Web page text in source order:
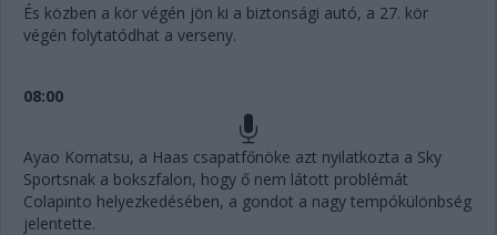
És közben a kör végén jön ki a biztonsági autó, a 27. kör
végén folytatódhat a verseny.
08:00
Ayao Komatsu, a Haas csapatfőnöke azt nyilatkozta a Sky
Sportsnak a bokszfalon, hogy ő nem látott problémát
Colapinto helyezkedésében, a gondot a nagy tempókülönbség
jelentette.